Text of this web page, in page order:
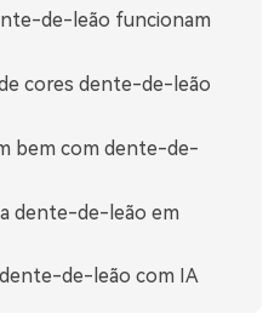
de-leão funcionam
cores dente-de-leão
bem com dente-de-
dente-de-leão em
de-leão com IA